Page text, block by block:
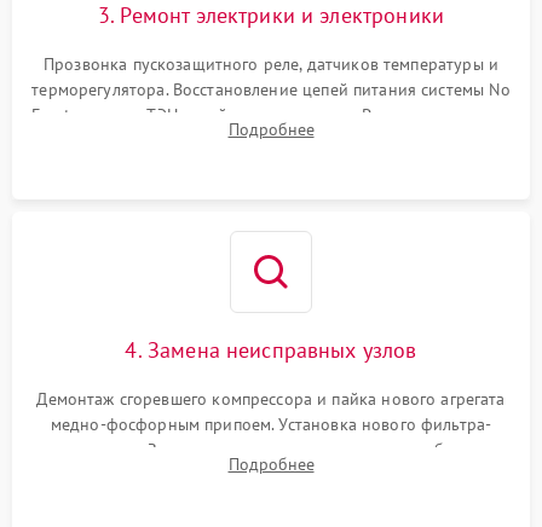
3. Ремонт электрики и электроники
Прозвонка пускозащитного реле, датчиков температуры и
терморегулятора. Восстановление цепей питания системы No
Frost, включая ТЭН оттайки и вентилятор. Ремонт или замена
платы управления при сбоях алгоритмов.
Подробнее
4. Замена неисправных узлов
Демонтаж сгоревшего компрессора и пайка нового агрегата
медно-фосфорным припоем. Установка нового фильтра-
осушителя. Замена изношенных вентиляторов обдува,
сломанных заслонок или поврежденных дверных петель.
Подробнее